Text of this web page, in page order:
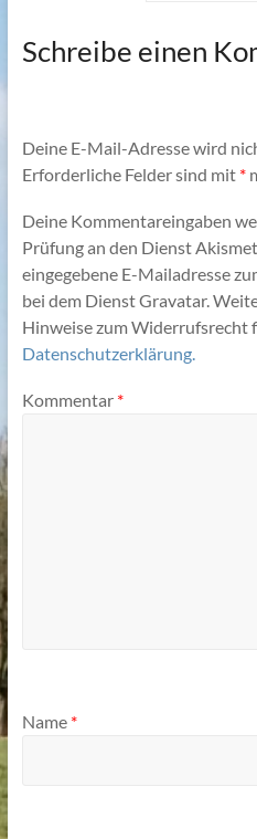
Schreibe einen
Deine E-Mail-Adresse wird
Erforderliche Felder sind mit *
Deine Kommentareingaben
Prüfung an den Dienst
eingegebene E-Mailadresse
bei dem Dienst Gravatar.
Hinweise zum Widerrufsrecht
Datenschutzerklärung.
Kommentar *
Name *